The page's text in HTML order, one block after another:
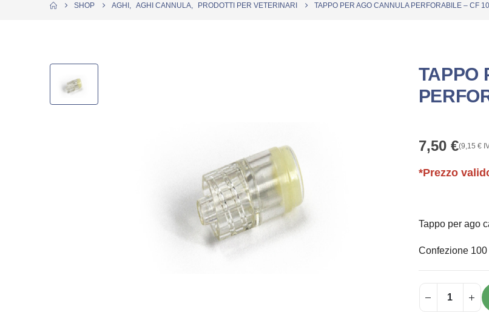
SHOP AGHI AGHI CANNULA PRODOTTI PER VETERINARI TAPPO PER AGO CANNULA PERFORABILE – CF
TAPPO
7,50 €(9,15 €
*Prezzo
Tappo per ago
Confezione 100